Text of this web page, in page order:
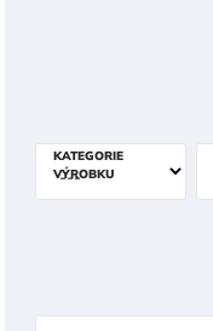
KATEGORIE
VÝROBKU